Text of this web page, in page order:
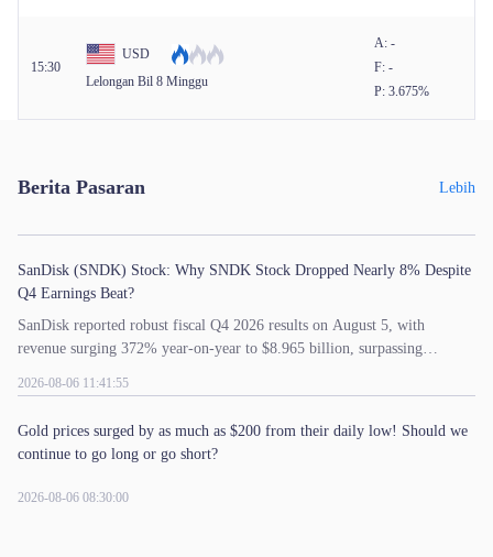
15:30
USD
Lelongan Bil 8 Minggu
A: -
F: -
P: 3.675%
Berita Pasaran Lebih
SanDisk (SNDK) Stock: Why SNDK Stock Dropped Nearly 8% Despite
Q4 Earnings Beat?
SanDisk reported robust fiscal Q4 2026 results on August 5, with
revenue surging 372% year-on-year to $8.965 billion, surpassing
to investor expectations, valuation pressures, and profit-taking. Explore
whether SNDK stock is worth investing in.
2026-08-06 11:41:55
Gold prices surged by as much as $200 from their daily low! Should we
continue to go long or go short?
2026-08-06 08:30:00